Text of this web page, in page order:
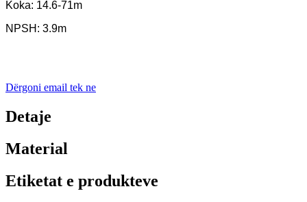
Koka: 14.6-71m
NPSH: 3.9m
Dërgoni email tek ne
Detaje
Material
Etiketat e produkteve